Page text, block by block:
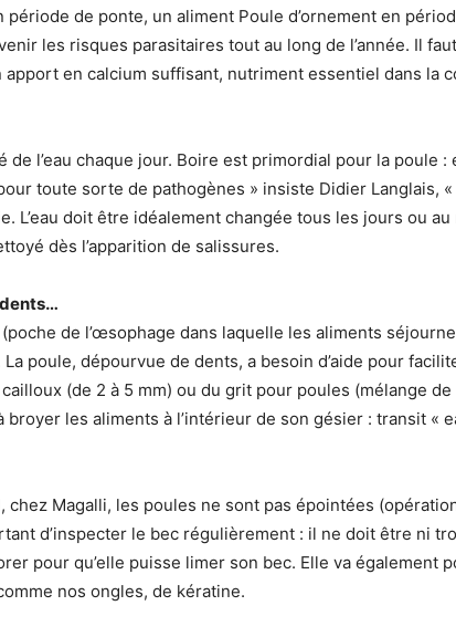
de ponte, un aliment Poule d’ornement en
les risques parasitaires tout au long de l’année. Il
apport en calcium suffisant, nutriment essentiel dans la
l’eau chaque jour. Boire est primordial pour la poule :
toute sorte de pathogènes » insiste Didier Langlais,
L’eau doit être idéalement changée tous les jours ou
dès l’apparition de salissures.
de l’œsophage dans laquelle les aliments
poule, dépourvue de dents, a besoin d’aide pour
(de 2 à 5 mm) ou du grit pour poules (mélange
les aliments à l’intérieur de son gésier : transit «
Magalli, les poules ne sont pas épointées
d’inspecter le bec régulièrement : il ne doit être ni
pour qu’elle puisse limer son bec. Elle va
nos ongles, de kératine.